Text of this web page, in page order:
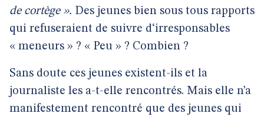
de cortège ». Des jeunes bien sous tous rapports
qui refuseraient de suivre d‘irresponsables
« meneurs » ? « Peu » ? Combien ?
Sans doute ces jeunes existent-ils et la
journaliste les a-t-elle rencontrés. Mais elle n’a
manifestement rencontré que des jeunes qui